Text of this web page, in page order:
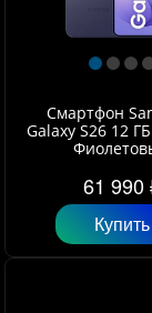
Смартфон
Galaxy S26 12
61 990
Купить